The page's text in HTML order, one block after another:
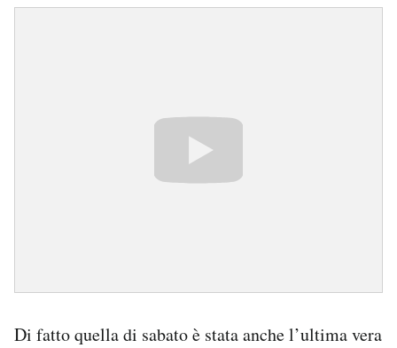
Di fatto quella di sabato è stata anche l’ultima vera